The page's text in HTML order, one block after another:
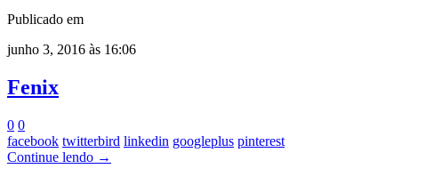
Publicado em
junho 3, 2016 às 16:06
Fenix
0 0
facebook twitterbird linkedin googleplus pinterest
Continue lendo →